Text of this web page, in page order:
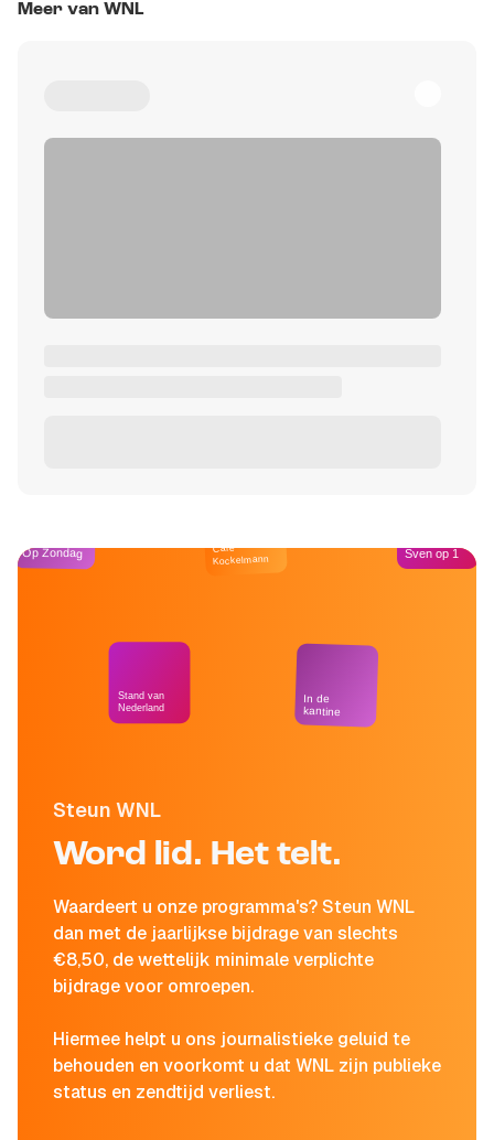
Meer van WNL
Steun WNL
Word lid. Het telt.
Waardeert u onze programma's? Steun WNL
dan met de jaarlijkse bijdrage van slechts
€8,50, de wettelijk minimale verplichte
bijdrage voor omroepen.
Hiermee helpt u ons journalistieke geluid te
behouden en voorkomt u dat WNL zijn publieke
status en zendtijd verliest.
Op Zondag
Stand van
Nederland
Café
Kockelmann
In de
kantine
Sven op 1